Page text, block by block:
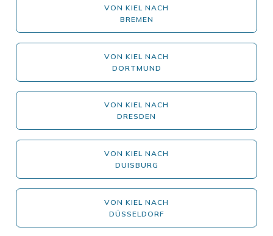
VON KIEL NACH
BREMEN
VON KIEL NACH
DORTMUND
VON KIEL NACH
DRESDEN
VON KIEL NACH
DUISBURG
VON KIEL NACH
DÜSSELDORF